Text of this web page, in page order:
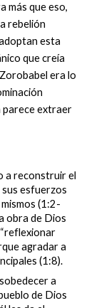
más que eso,
rebelión
esta
que creía
era lo
extraer
a reconstruir el
esfuerzos
(1:2-
obra de Dios
agradar a
(1:8).
a
de Dios